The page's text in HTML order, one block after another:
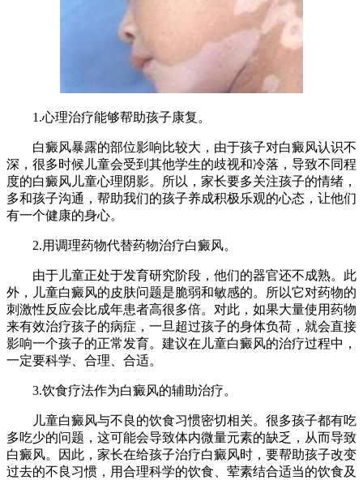
1.心理治疗能够帮助孩子康复。
白癜风暴露的部位影响比较大，由于孩子对白癜风认识不
深，很多时候儿童会受到其他学生的歧视和冷落，导致不同程
度的白癜风儿童心理阴影。所以，家长要多关注孩子的情绪，
多和孩子沟通，帮助我们的孩子养成积极乐观的心态，让他们
有一个健康的身心。
2.用调理药物代替药物治疗白癜风。
由于儿童正处于发育研究阶段，他们的器官还不成熟。此
外，儿童白癜风的皮肤问题是脆弱和敏感的。所以它对药物的
刺激性反应会比成年患者高很多倍。对此，如果大量使用药物
来有效治疗孩子的病症，一旦超过孩子的身体负荷，就会直接
影响一个孩子的正常发育。建议在儿童白癜风的治疗过程中，
一定要科学、合理、合适。
3.饮食疗法作为白癜风的辅助治疗。
儿童白癜风与不良的饮食习惯密切相关。很多孩子都有吃
多吃少的问题，这可能会导致体内微量元素的缺乏，从而导致
白癜风。因此，家长在给孩子治疗白癜风时，要帮助孩子改变
过去的不良习惯，用合理科学的饮食、荤素结合适当的饮食及